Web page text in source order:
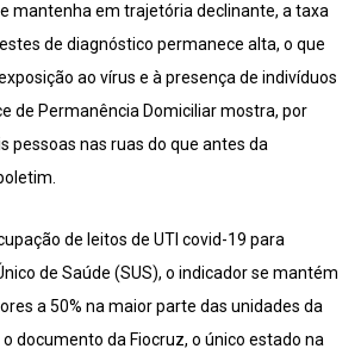
mantenha em trajetória declinante, a taxa
de diagnóstico permanece alta, o que
ao vírus e à presença de indivíduos
de Permanência Domiciliar mostra, por
pessoas nas ruas do que antes da
de leitos de UTI covid-19 para
de Saúde (SUS), o indicador se mantém
a 50% na maior parte das unidades da
o documento da Fiocruz, o único estado na